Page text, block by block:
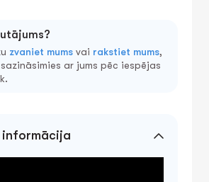
zvaniet mums vai rakstiet mums,
ar jums pēc iespējas
informācija